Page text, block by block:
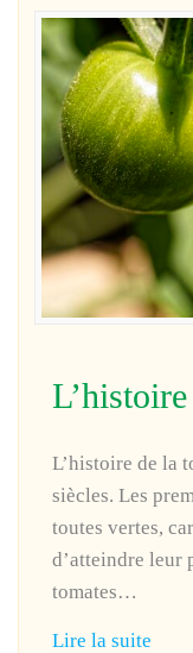
L’histoire de la
siècles. Les
toutes vertes,
d’atteindre leur
tomates…
Lire la suite